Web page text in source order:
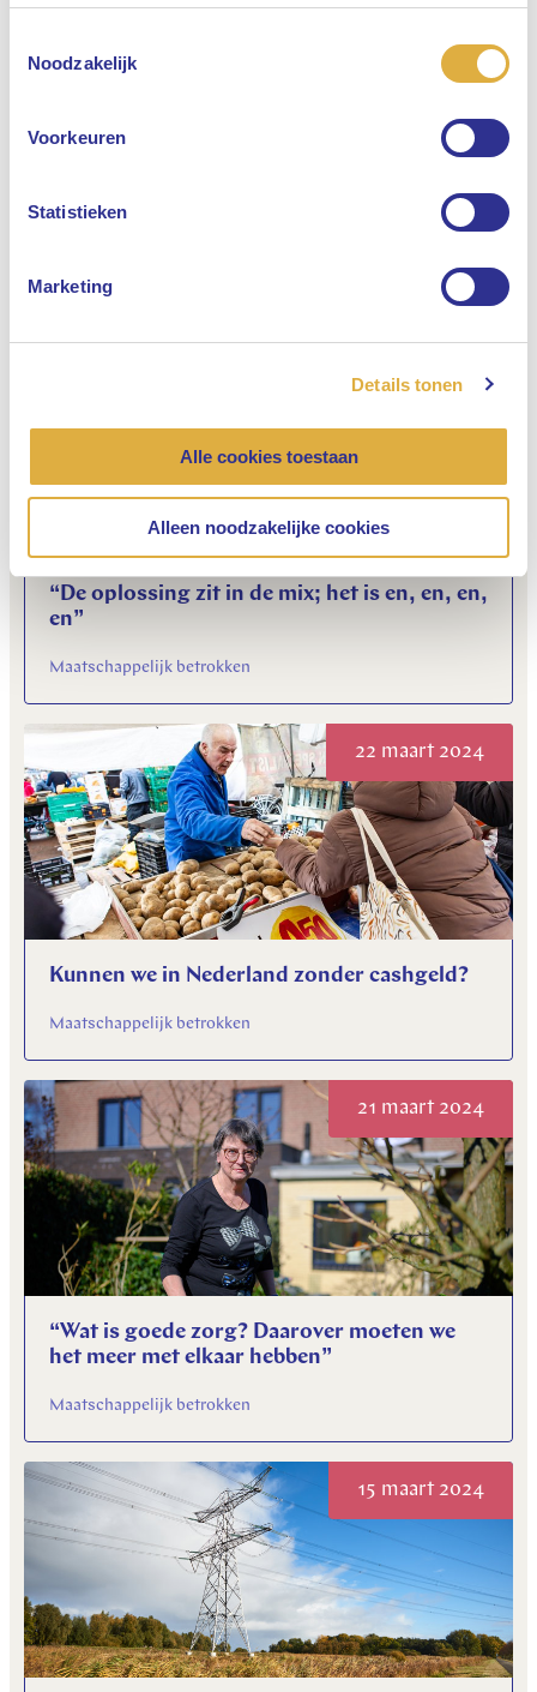
Noodzakelijk
Voorkeuren
Statistieken
Marketing
Details tonen
Alle cookies toestaan
Alleen noodzakelijke cookies
“In 2025 moet 40 procent van onze VP’s
Onze organisatie, Maatschappelijk betrokken
“De oplossing zit in de mix; het is en, en, en,
en”
Maatschappelijk betrokken
22 maart 2024
Kunnen we in Nederland zonder cashgeld?
Maatschappelijk betrokken
21 maart 2024
“Wat is goede zorg? Daarover moeten we
het meer met elkaar hebben”
Maatschappelijk betrokken
15 maart 2024